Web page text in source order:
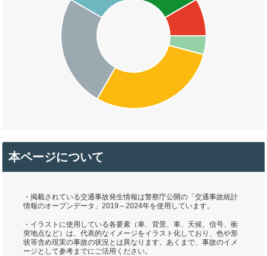
本ページについて
・掲載されている交通事故発生情報は警察庁公開の「交通事故統計
情報のオープンデータ」2019～2024年を使用しています。
・イラストに使用している各要素（車、背景、車、天候、信号、衝
突地点など）は、代表的なイメージをイラスト化しており、色や形
状等含め現実の事故の状況とは異なります。あくまで、事故のイメ
ージとして参考までにご活用ください。